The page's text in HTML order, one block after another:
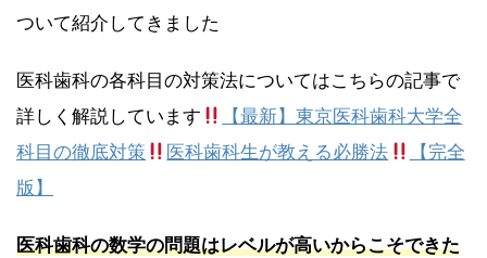
ついて紹介してきました
医科歯科の各科目の対策法についてはこちらの記事で
詳しく解説しています
【最新】東京医科歯科大学全
科目の徹底対策
医科歯科生が教える必勝法
【完全
版】
医科歯科の数学の問題はレベルが高いからこそできた